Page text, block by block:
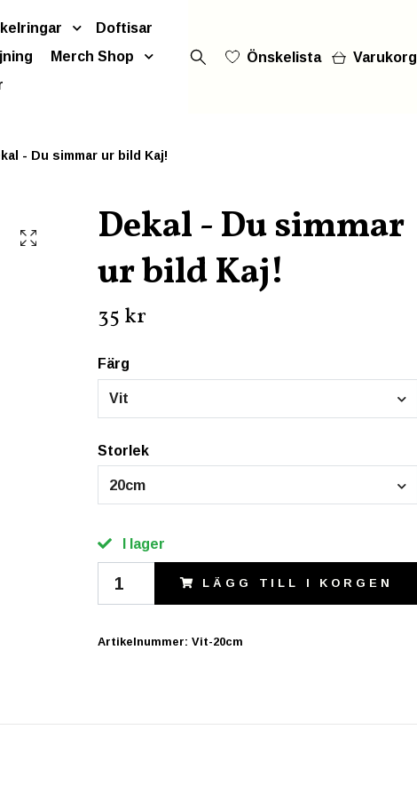
Doftisar
Merch Shop
Önskelista Varukorg
- Du simmar ur bild Kaj!
Dekal - Du simmar
ur bild Kaj!
35 kr
Färg
Vit
Storlek
20cm
I lager
LÄGG TILL I KORGEN
Artikelnummer: Vit-20cm